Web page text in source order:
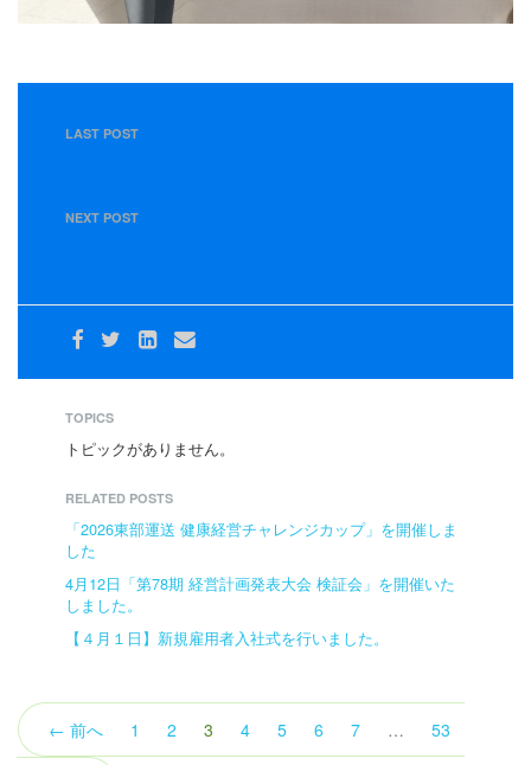
LAST POST
NEXT POST
TOPICS
トピックがありません。
RELATED POSTS
「2026東部運送 健康経営チャレンジカップ」を開催しま
した
4月12日「第78期 経営計画発表大会 検証会」を開催いた
しました。
【４月１日】新規雇用者入社式を行いました。
← 前へ 1 2 3 （こ
の
4 5 6 7 … 53